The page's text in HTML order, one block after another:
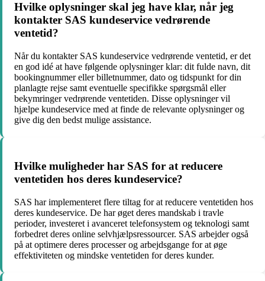
Hvilke oplysninger skal jeg have klar, når jeg
kontakter SAS kundeservice vedrørende
ventetid?
Når du kontakter SAS kundeservice vedrørende ventetid, er det
en god idé at have følgende oplysninger klar: dit fulde navn, dit
bookingnummer eller billetnummer, dato og tidspunkt for din
planlagte rejse samt eventuelle specifikke spørgsmål eller
bekymringer vedrørende ventetiden. Disse oplysninger vil
hjælpe kundeservice med at finde de relevante oplysninger og
give dig den bedst mulige assistance.
Hvilke muligheder har SAS for at reducere
ventetiden hos deres kundeservice?
SAS har implementeret flere tiltag for at reducere ventetiden hos
deres kundeservice. De har øget deres mandskab i travle
perioder, investeret i avanceret telefonsystem og teknologi samt
forbedret deres online selvhjælpsressourcer. SAS arbejder også
på at optimere deres processer og arbejdsgange for at øge
effektiviteten og mindske ventetiden for deres kunder.